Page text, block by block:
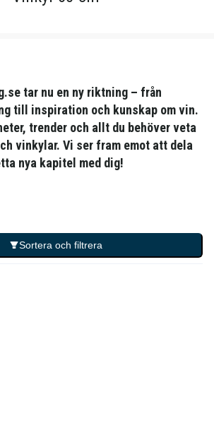
tar nu en ny riktning – från
till inspiration och kunskap om vin.
trender och allt du behöver veta
vinkylar. Vi ser fram emot att dela
nya kapitel med dig!
Sortera och filtrera